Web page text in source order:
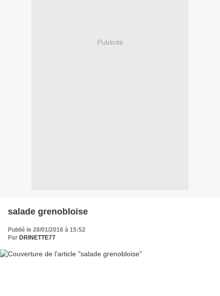
Publicité
salade grenobloise
Publié le 28/01/2016 à 15:52
Par DRINETTE77